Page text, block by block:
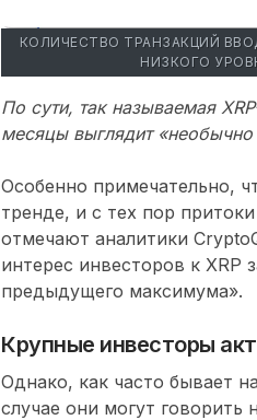
КОЛИЧЕСТВО ТРАНЗАКЦИЙ
НИЗКОГО
По сути, так называемая
месяцы выглядит
Особенно примечательно,
тренде, и с тех пор
отмечают аналитики
интерес инвесторов к XRP
предыдущего максимума».
Крупные инвесторы
Однако, как часто бывает
случае они могут говорить